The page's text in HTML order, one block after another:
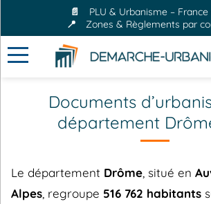
📄
PLU & Urbanisme –
📍
Zones & Règlements par
Documents
département
Le département Drôme , situé en
Alpes , regroupe 516 762 habitants